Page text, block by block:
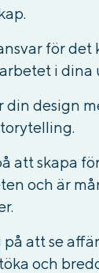
för det
i dina
din design
att skapa
och är
på att se
och